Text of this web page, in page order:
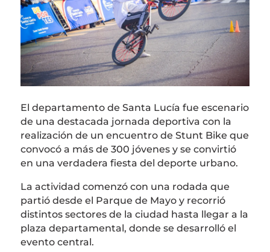
El departamento de Santa Lucía fue escenario
de una destacada jornada deportiva con la
realización de un encuentro de Stunt Bike que
convocó a más de 300 jóvenes y se convirtió
en una verdadera fiesta del deporte urbano.
La actividad comenzó con una rodada que
partió desde el Parque de Mayoy recorrió
distintos sectores de la ciudad hasta llegar a la
plaza departamental, donde se desarrolló el
evento central.